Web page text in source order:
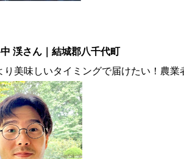
渓さん｜結城郡八千代町
り美味しいタイミングで届けたい！農業